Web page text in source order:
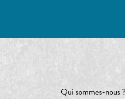
Qui sommes-nous ?